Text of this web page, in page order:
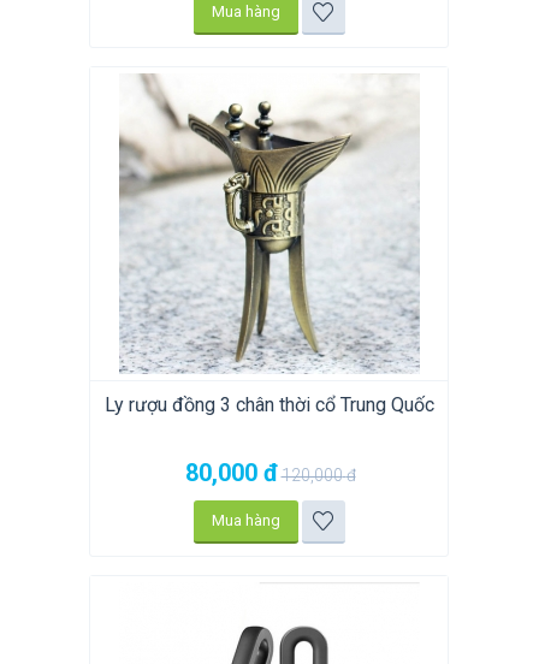
Mua hàng
Ly rượu đồng 3 chân thời cổ Trung Quốc
80,000 đ120,000đ
Mua hàng